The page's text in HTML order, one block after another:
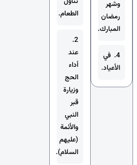
وشهر
رمضان
المبارك.
4. في
الأعياد.
الطعام.
2.
عند
أداء
الحج
وزيارة
قبر
النبي
والأئمة
(عليهم
السلام).